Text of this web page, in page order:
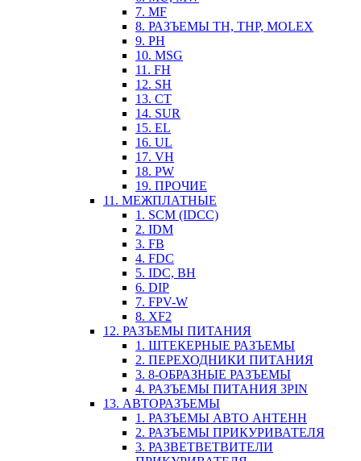
7. MF
8. РАЗЪЕМЫ TH, THP, MOLEX
9. PH
10. MSG
11. FH
12. SH
13. CT
14. SUR
15. EL
16. UL
17. VH
18. PW
19. ПРОЧИЕ
11. МЕЖПЛАТНЫЕ
1. SCM (IDCC)
2. IDM
3. FB
4. FDC
5. IDC, BH
6. DIP
7. FPV-W
8. XF2
12. РАЗЪЕМЫ ПИТАНИЯ
1. ШТЕКЕРНЫЕ РАЗЪЕМЫ
2. ПЕРЕХОДНИКИ ПИТАНИЯ
3. 8-ОБРАЗНЫЕ РАЗЪЕМЫ
4. РАЗЪЕМЫ ПИТАНИЯ 3PIN
13. АВТОРАЗЪЕМЫ
1. РАЗЪЕМЫ АВТО АНТЕНН
2. РАЗЪЕМЫ ПРИКУРИВАТЕЛЯ
3. РАЗВЕТВЕТВИТЕЛИ